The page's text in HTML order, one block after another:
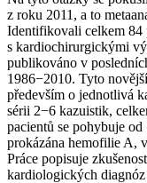
z roku 2011, a to
Identifikovali celkem 84
s kardiochirurgickými
publikováno v
1986−2010. Tyto
především o jednotlivá
sérii 2−6 kazuistik,
pacientů se pohybuje
prokázána hemofilie A,
Práce popisuje
kardiologických